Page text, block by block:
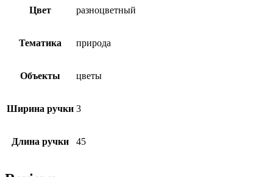
Цвет разноцветный
Тематика природа
Объекты цветы
Ширина ручки 3
Длина ручки 45